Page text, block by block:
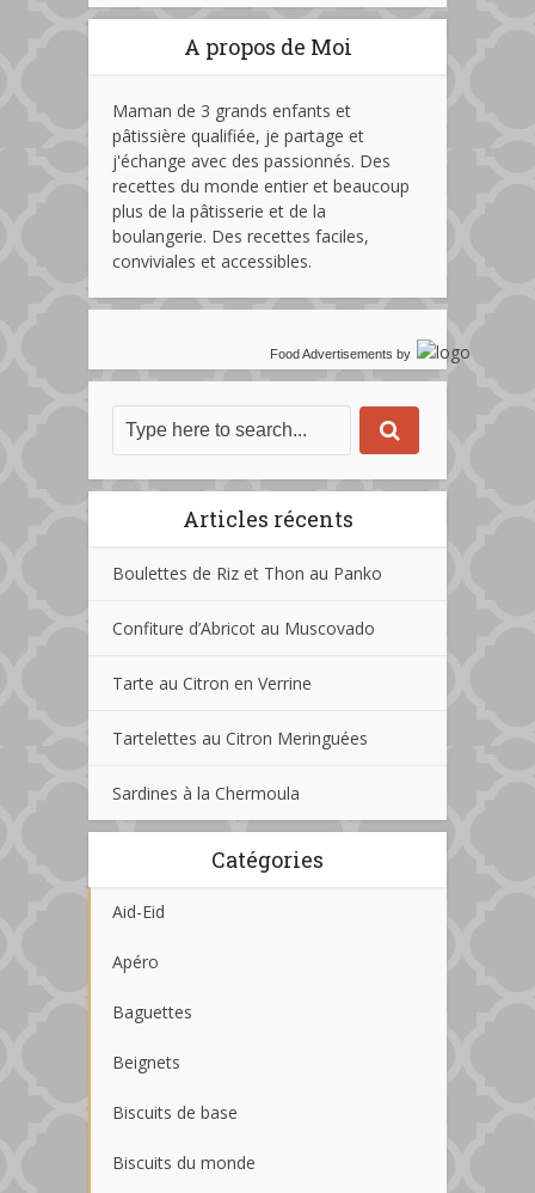
A propos de Moi
Maman de 3 grands enfants et
pâtissière qualifiée, je partage et
j'échange avec des passionnés. Des
recettes du monde entier et beaucoup
plus de la pâtisserie et de la
boulangerie. Des recettes faciles,
conviviales et accessibles.
Food Advertisements by
Articles récents
Boulettes de Riz et Thon au Panko
Confiture d’Abricot au Muscovado
Tarte au Citron en Verrine
Tartelettes au Citron Meringuées
Sardines à la Chermoula
Catégories
Aid-Eid
Apéro
Baguettes
Beignets
Biscuits de base
Biscuits du monde